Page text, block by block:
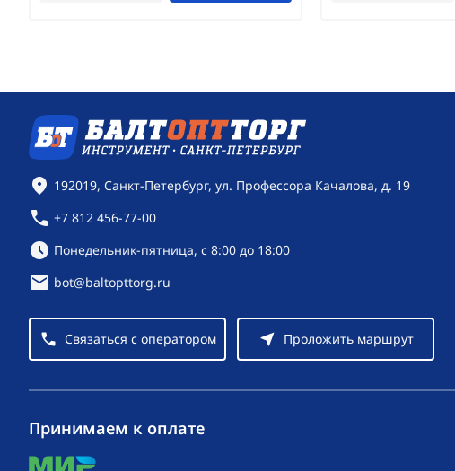
Контактная информация
192019, Санкт-Петербург, ул. Профессора Качалова, д. 19
+7 812 456-77-00
Режим работы:
Понедельник-пятница, с 8:00 до 18:00
bot@baltopttorg.ru
Связаться с оператором Проложить маршрут
Принимаем к оплате
mir